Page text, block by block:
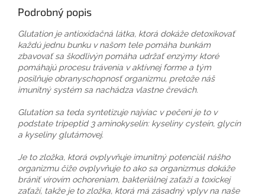
Podrobný popis
Glutation je antioxidačná látka, ktorá dokáže detoxikovať
každú jednu bunku v našom tele pomáha bunkám
zbavovať sa škodlivýn pomáha udržať enzýmy ktoré
pomáhajú procesu trávenia v aktívnej forme a tým
posilňuje obranyschopnosť organizmu, pretože náš
imunitný systém sa nachádza vlastne črevách.
Glutation sa teda syntetizuje najviac v pečeni je to v
podstate tripeptid 3 aminokyselín: kyseliny cysteín, glycín
a kyseliny glutámovej.
Je to zložka, ktorá ovplyvňuje imunitný potenciál nášho
organizmu čiže ovplyvňuje to ako sa organizmus dokáže
brániť vírovím ochoreniam, bakteriálnej zaťaží a toxickej
zaťaží, takže je to zložka, ktorá má zásadný vplyv na naše